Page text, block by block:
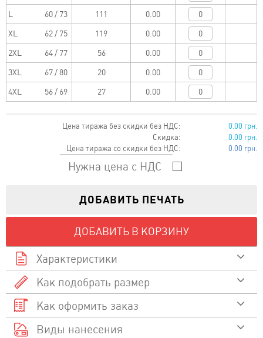
L 60 / 73 0.00
XL 62 / 75 0.00
2XL 64 / 77 0.00
3XL 67 / 80 0.00
4XL 56 / 69 0.00
Цена тиража без скидки без НДС:
0.00 грн.
Скидка:
0.00 грн.
Цена тиража со скидки без НДС:
0.00 грн.
Нужна цена с НДС
ДОБАВИТЬ ПЕЧАТЬ
ДОБАВИТЬ В КОРЗИНУ
Характеристики
Состав 100 % полиэстер
Плотность 280
Как подобрать размер
Смотреть видео
Как оформить заказ
Выберите товар и перейдите в карточку товара
Виды нанесения